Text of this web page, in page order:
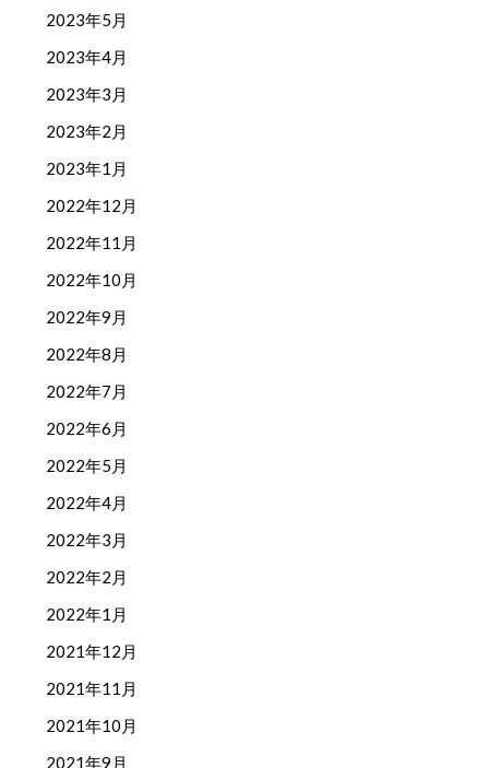
2023年5月
2023年4月
2023年3月
2023年2月
2023年1月
2022年12月
2022年11月
2022年10月
2022年9月
2022年8月
2022年7月
2022年6月
2022年5月
2022年4月
2022年3月
2022年2月
2022年1月
2021年12月
2021年11月
2021年10月
2021年9月